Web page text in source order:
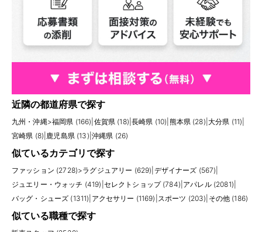
近隣の都道府県で探す
九州・沖縄>福岡県 (166) 佐賀県 (18) |長崎県 (10) 熊本県 (28) 大分県 (11)
宮崎県 (8) 鹿児島県 (13) 沖縄県 (26)
似ているカテゴリで探す
ファッション (2728)>ラグジュアリー (629) デザイナーズ (567)
ジュエリー・ウォッチ (419) セレクトショップ (784) アパレル (2081)
バッグ・シューズ (1311) アクセサリー (1169) スポーツ (203) その他 (186)
似ている職種で探す